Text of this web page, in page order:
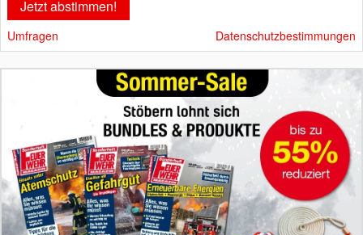
Umfragen Datenschutzbestimmungen